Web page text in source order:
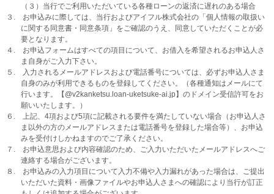
（３）当行でご利用いただいている各種ローンの返済に遅れのある場合
３. お申込みに際しては、当行およびアイフル株式会社の「個人情報の取扱い
に関する同意書・同意条項」をご確認のうえ、同意していただくことが必
要となります。
４. お申込フォームはすべての項目について、お借入を希望されるお申込人さ
ま自身がご入力下さい。
５. 入力されるメールアドレスおよび電話番号については、必ずお申込人さま
自身のみが利用できるものを登録してください。（各種通知はメールにて
行います。【@v2kanketsu.loan-uketsuke-ai.jp】のドメイン受信許可をお
願いいたします。）
６. 上記、4項および5項に記載される要件を満たしていない場合（お申込人さ
ま以外の方のメールアドレスまたは電話番号を登録した場合等）、お申込
みを受付けしかねますのでご了承ください。
７. お申込意思および内容確認のため、ご入力いただいたメールアドレスへご
連絡する場合がございます。
８. お申込みの入力項目について入力不備や入力漏れがあった場合は、ご提出
いただいた資料・画像ファイルやお申込人さまへの確認により当行が訂正